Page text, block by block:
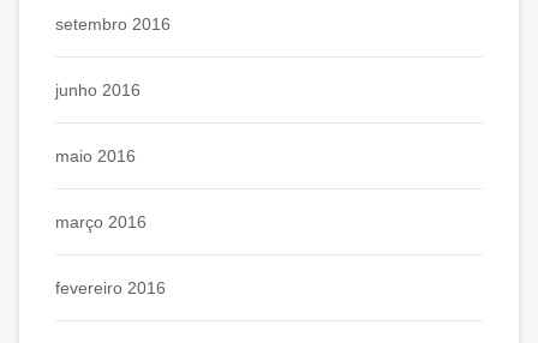
setembro 2016
junho 2016
maio 2016
março 2016
fevereiro 2016